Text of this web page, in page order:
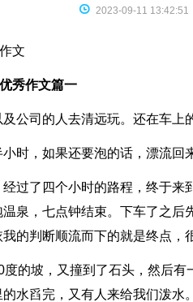
 2023-09-11 13:42:51
文
秀作文篇一
公司的人去清远玩。还在车上
时，如果还要泡的话，漂流回
过了四个小时的路程，终于来
泉，七点钟结束。下车了之后
的判断顺流而下的就是终点，
度的坡，又撞到了石头，然后
水舀完，又有人来给我们泼